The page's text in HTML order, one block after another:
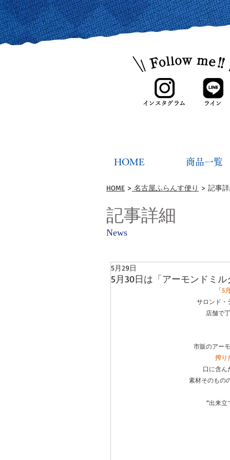
HOME 商品一覧
HOME > 名古屋ふらんす便り > 記事
記事詳細
News
5月30日は「アーモンドミ
5月29日
「5
サロンド・
店舗で
市販のアー
搾り
口に含ん
素材そのもの
“出来立